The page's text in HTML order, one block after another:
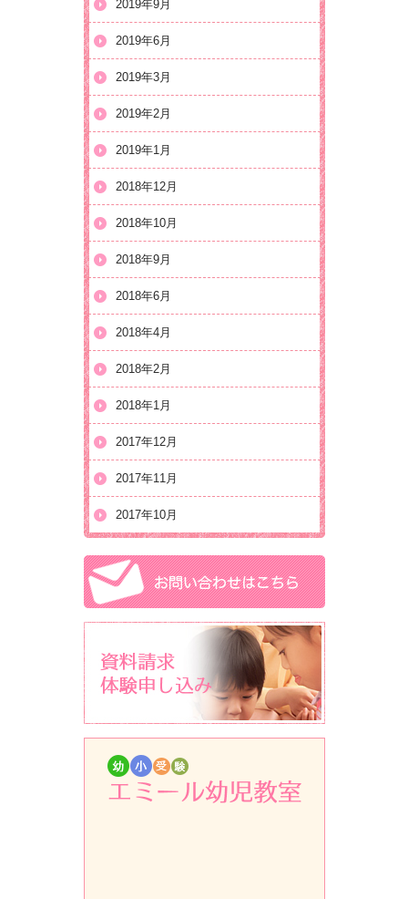
2019年9月
2019年6月
2019年3月
2019年2月
2019年1月
2018年12月
2018年10月
2018年9月
2018年6月
2018年4月
2018年2月
2018年1月
2017年12月
2017年11月
2017年10月